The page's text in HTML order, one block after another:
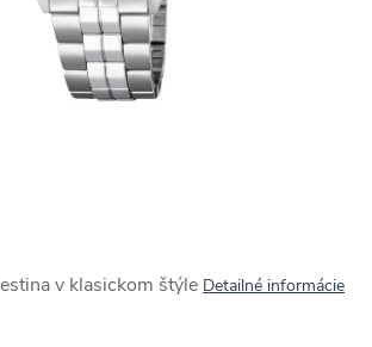
v klasickom štýle Detailné informácie